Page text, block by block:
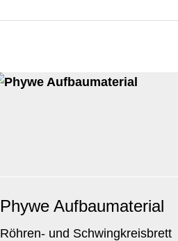
Phywe Aufbaumaterial
Röhren- und Schwingkreisbrett